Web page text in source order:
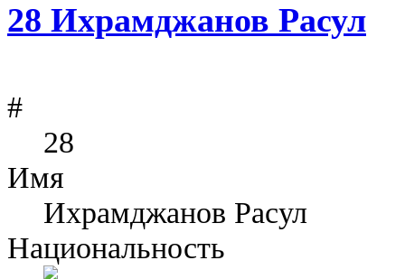
28 Ихрамджанов Расул
#
28
Имя
Ихрамджанов Расул
Национальность